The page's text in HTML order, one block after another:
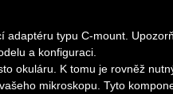
typu C-mount.
a konfiguraci.
okuláru. K tomu je rovněž
mikroskopu. Tyto